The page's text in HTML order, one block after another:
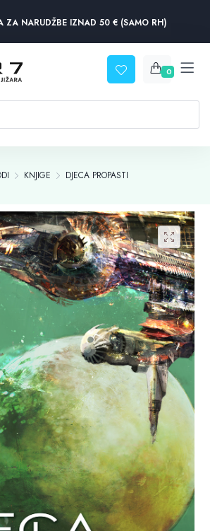
ZA NARUDŽBE IZNAD 50 € (SAMO RH)
0
KNJIGE DJECA PROPASTI